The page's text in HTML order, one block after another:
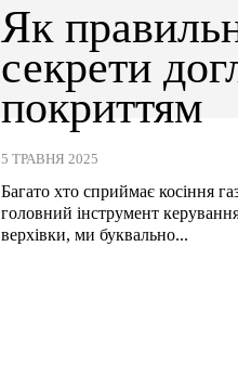
Як
секрети
покриттям
5 ТРАВНЯ 2025
Багато хто сприймає косіння
головний інструмент
верхівки, ми буквально...